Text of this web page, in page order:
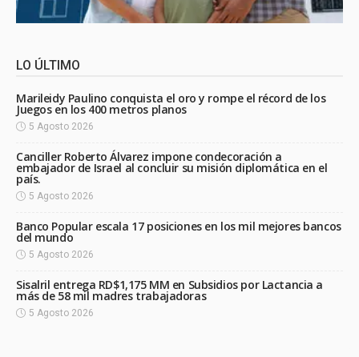
LO ÚLTIMO
Marileidy Paulino conquista el oro y rompe el récord de los
Juegos en los 400 metros planos
5 Agosto 2026
Canciller Roberto Álvarez impone condecoración a
embajador de Israel al concluir su misión diplomática en el
país.
5 Agosto 2026
Banco Popular escala 17 posiciones en los mil mejores bancos
del mundo
5 Agosto 2026
Sisalril entrega RD$1,175 MM en Subsidios por Lactancia a
más de 58 mil madres trabajadoras
5 Agosto 2026